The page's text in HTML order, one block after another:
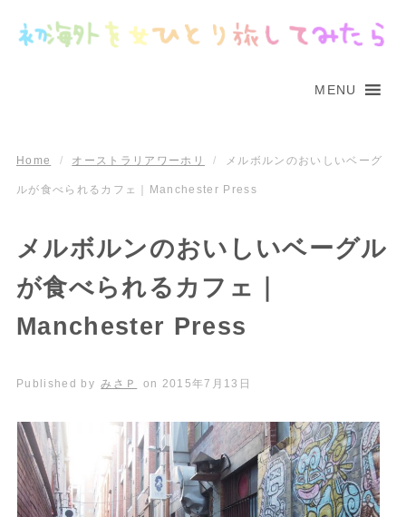
MENU
Home / オーストラリアワーホリ / メルボルンのおいしいベーグ
ルが食べられるカフェ｜Manchester Press
メルボルンのおいしいベーグル
が食べられるカフェ｜
Manchester Press
Published by みさＰ on 2015年7月13日